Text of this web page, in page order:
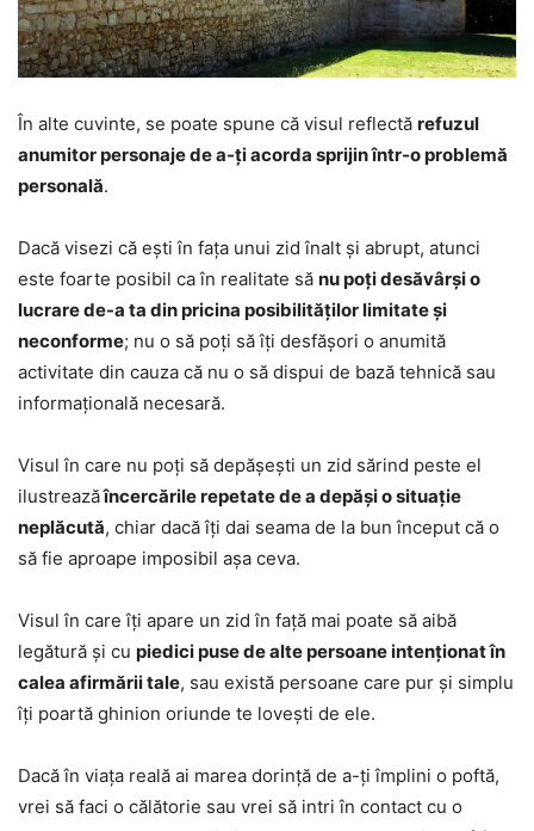
În alte cuvinte, se poate spune că visul reflectă refuzul
anumitor personaje de a-ți acorda sprijin într-o problemă
personală.
Dacă visezi că ești în fața unui zid înalt și abrupt, atunci
este foarte posibil ca în realitate să nu poți desăvârși o
lucrare de-a ta din pricina posibilităților limitate și
neconforme; nu o să poți să îți desfășori o anumită
activitate din cauza că nu o să dispui de bază tehnică sau
informațională necesară.
Visul în care nu poți să depășești un zid sărind peste el
ilustreazăîncercările repetate de a depăși o situație
neplăcută, chiar dacă îți dai seama de la bun început că o
să fie aproape imposibil așa ceva.
Visul în care îți apare un zid în față mai poate să aibă
legătură și cu piedici puse de alte persoane intenționat în
calea afirmării tale, sau există persoane care pur și simplu
îți poartă ghinion oriunde te lovești de ele.
Dacă în viața reală ai marea dorință de a-ți împlini o poftă,
vrei să faci o călătorie sau vrei să intri în contact cu o